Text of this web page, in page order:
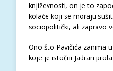
književnosti, on je to
kolače koji se moraju
sociopolitički, ali zapravo
Ono što Pavičića zanima
koje je istočni Jadran